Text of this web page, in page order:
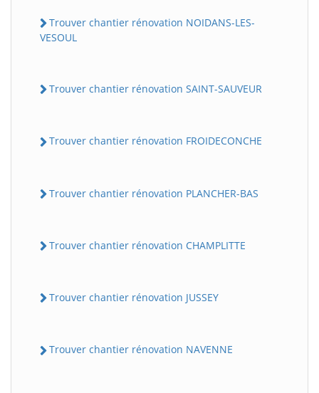
Trouver chantier rénovation NOIDANS-LES-
VESOUL
Trouver chantier rénovation SAINT-SAUVEUR
Trouver chantier rénovation FROIDECONCHE
Trouver chantier rénovation PLANCHER-BAS
Trouver chantier rénovation CHAMPLITTE
Trouver chantier rénovation JUSSEY
Trouver chantier rénovation NAVENNE